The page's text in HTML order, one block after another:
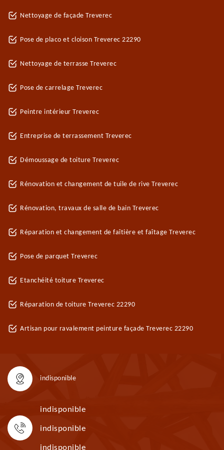
Nettoyage de façade Treverec
Pose de placo et cloison Treverec 22290
Nettoyage de terrasse Treverec
Pose de carrelage Treverec
Peintre intérieur Treverec
Entreprise de terrassement Treverec
Démoussage de toiture Treverec
Rénovation et changement de tuile de rive Treverec
Rénovation, travaux de salle de bain Treverec
Réparation et changement de faîtière et faîtage Treverec
Pose de parquet Treverec
Etanchéité toiture Treverec
Réparation de toiture Treverec 22290
Artisan pour ravalement peinture façade Treverec 22290
indisponible
indisponible
indisponible
indisponible